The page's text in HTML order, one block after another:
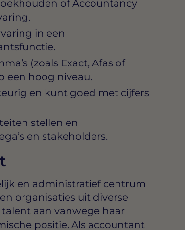
of Accountancy
in een
(zoals Exact, Afas of
een hoog niveau.
en kunt goed met cijfers
stellen en
en stakeholders.
en administratief centrum
organisaties uit diverse
aan vanwege haar
positie. Als accountant